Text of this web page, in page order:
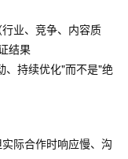
业、竞争、内容质
结果
、持续优化"而不是"绝
际合作时响应慢、沟